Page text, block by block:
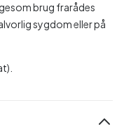
brug frarådes
sygdom eller på